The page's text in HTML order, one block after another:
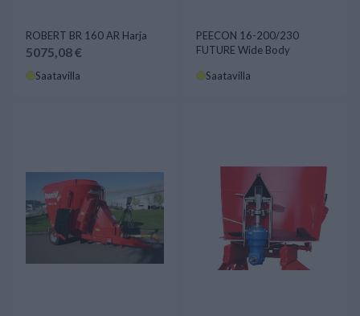
ROBERT BR 160 AR Harja
5075,08 €
Saatavilla
PEECON 16-200/230
FUTURE Wide Body
Saatavilla